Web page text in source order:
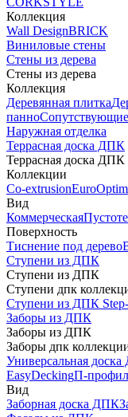
Коллекция
Wall DesignBRICK
Виниловые стены
Стены из дерева
Стены из дерева
Коллекция
Деревянная плитка
панно
Наружная отделка
Террасная доска ДПК
Террасная доска ДПК
Коллекции
Co-extrusionEuro
Вид
Коммерческая
Поверхность
Тиснение под дерево
Ступени из ДПК
Ступени из ДПК
Ступени дпк
Ступени из ДПК
Заборы из ДПК
Заборы из ДПК
Заборы дпк
Универсальная
EasyDeckingП-
Вид
Заборная доска ДПК